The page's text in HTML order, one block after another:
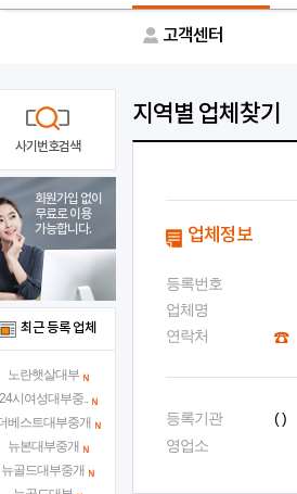
고객센터
지역별 업체찾기
업체정보
등록번호
업체명
연락처
등록기관
( )
영업소
사기번호검색
회원가입 없이
무료로 이용
가능합니다.
최근 등록 업체
노란햇살대부
시여성대부중..
베스트대부중개
뉴본대부중개
뉴골드대부중개